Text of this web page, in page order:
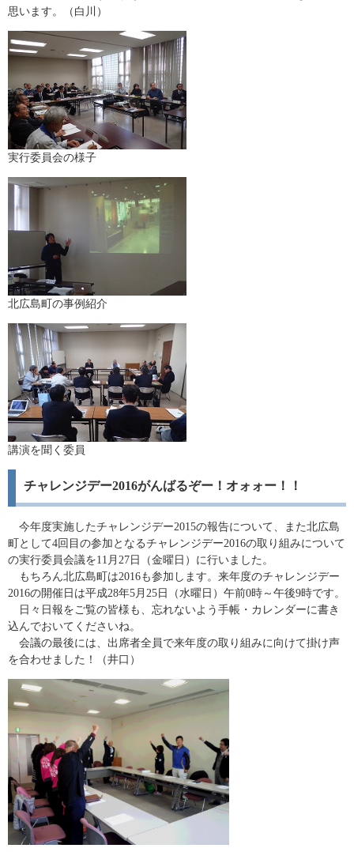
思います。（白川）
実行委員会の様子
北広島町の事例紹介
講演を聞く委員
チャレンジデー2016がんばるぞー！オォォー！！
今年度実施したチャレンジデー2015の報告について、また北広島
町として4回目の参加となるチャレンジデー2016の取り組みについて
の実行委員会議を11月27日（金曜日）に行いました。
もちろん北広島町は2016も参加します。来年度のチャレンジデー
2016の開催日は平成28年5月25日（水曜日）午前0時～午後9時です。
日々日報をご覧の皆様も、忘れないよう手帳・カレンダーに書き
込んでおいてくださいね。
会議の最後には、出席者全員で来年度の取り組みに向けて掛け声
を合わせました！（井口）